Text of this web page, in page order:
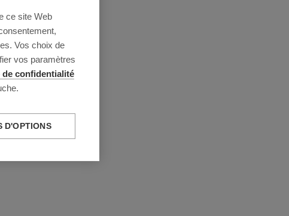
ce site Web
Vos choix de
vos paramètres
de confidentialité
D'OPTIONS